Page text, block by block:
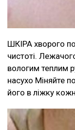
ШКІРА хворого
чистоті.
вологим теплим
насухо Міняйте
його в ліжку